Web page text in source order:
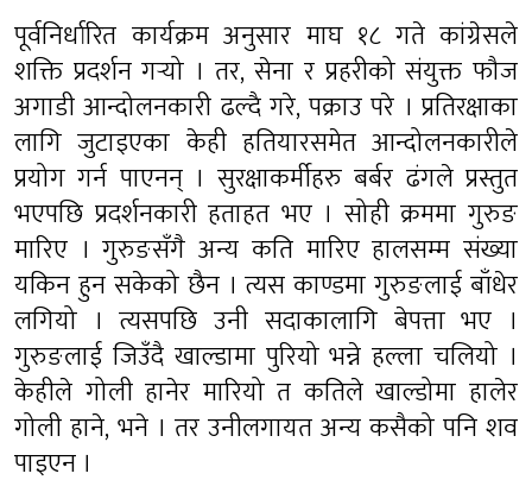
पूर्वनिर्धारित कार्यक्रम अनुसार माघ १८ गते कांग्रेसले
शक्ति प्रदर्शन गर्‍यो । तर, सेना र प्रहरीको संयुक्त फौज
अगाडी आन्दोलनकारी ढल्दै गरे, पक्राउ परे । प्रतिरक्षाका
लागि जुटाइएका केही हतियारसमेत आन्दोलनकारीले
प्रयोग गर्न पाएनन् । सुरक्षाकर्मीहरु बर्बर ढंगले प्रस्तुत
भएपछि प्रदर्शनकारी हताहत भए । सोही क्रममा गुरुङ
मारिए । गुरुङसँगै अन्य कति मारिए हालसम्म संख्या
यकिन हुन सकेको छैन । त्यस काण्डमा गुरुङलाई बाँधेर
लगियो । त्यसपछि उनी सदाकालागि बेपत्ता भए ।
गुरुङलाई जिउँदै खाल्डामा पुरियो भन्ने हल्ला चलियो ।
केहीले गोली हानेर मारियो त कतिले खाल्डोमा हालेर
गोली हाने, भने । तर उनीलगायत अन्य कसैको पनि शव
पाइएन ।